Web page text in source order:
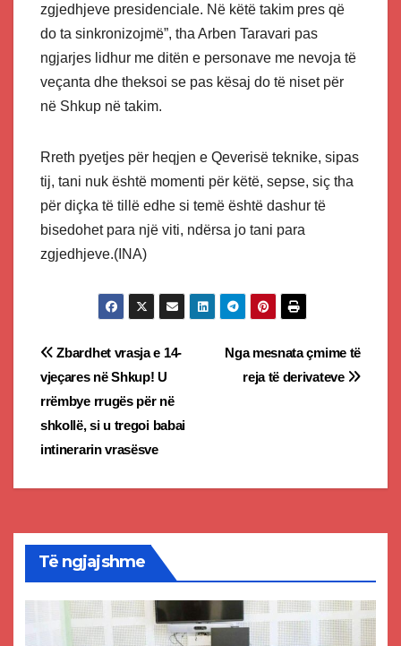
zgjedhjeve presidenciale. Në këtë takim pres që
do ta sinkronizojmë”, tha Arben Taravari pas
ngjarjes lidhur me ditën e personave me nevoja të
veçanta dhe theksoi se pas kësaj do të niset për
në Shkup në takim.
Rreth pyetjes për heqjen e Qeverisë teknike, sipas
tij, tani nuk është momenti për këtë, sepse, siç tha
për diçka të tillë edhe si temë është dashur të
bisedohet para një viti, ndërsa jo tani para
zgjedhjeve.(INA)
Post
navigation
Nga mesnata çmime të
reja të derivateve
Zbardhet vrasja e 14-
vjeçares në Shkup! U
rrëmbye rrugës për në
shkollë, si u tregoi babai
intinerarin vrasësve
Të ngjajshme